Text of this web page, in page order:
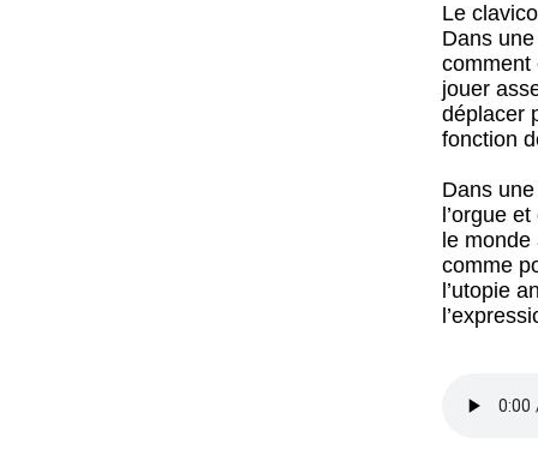
Le
Dans
comment
jouer
déplacer
fonction
Dans
l’orgue
le
comme
l’utopie